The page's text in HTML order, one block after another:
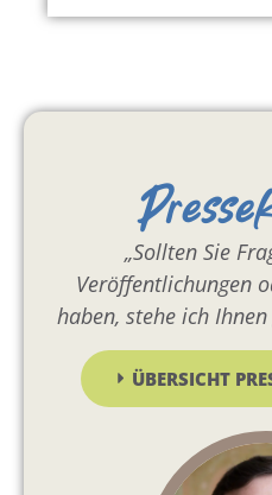
„Sollten Sie
Veröffentlichungen
haben, stehe ich
ÜBERSICHT